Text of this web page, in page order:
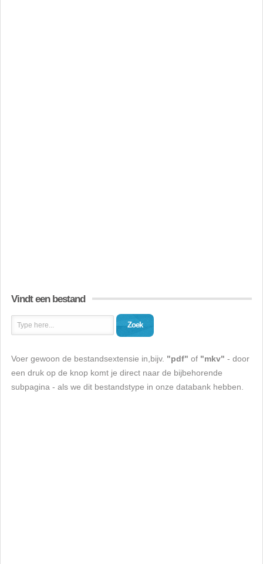
Vindt een bestand
Zoek
Voer gewoon de bestandsextensie in,bijv. "pdf" of "mkv" - door
een druk op de knop komt je direct naar de bijbehorende
subpagina - als we dit bestandstype in onze databank hebben.